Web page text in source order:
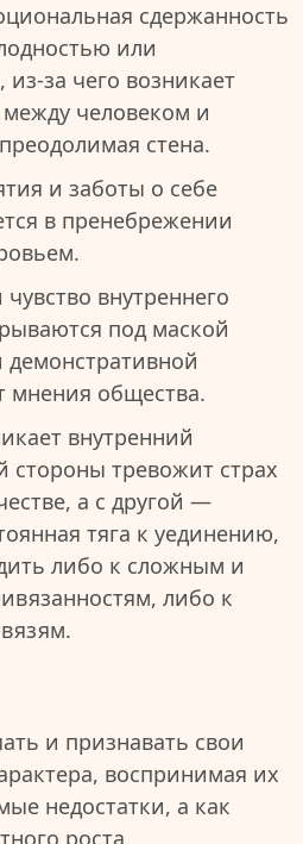
сдержанность
или
за чего возникает
человеком и
стена.
и заботы о себе
в пренебрежении
внутреннего
под маской
демонстративной
мнения общества.
внутренний
стороны тревожит страх
а с другой —
тяга к уединению,
либо к сложным и
либо к
и признавать свои
воспринимая их
недостатки, а как
роста.